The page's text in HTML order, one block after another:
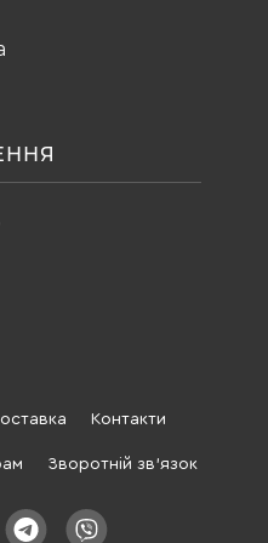
Контакти
Зворотній зв'язок